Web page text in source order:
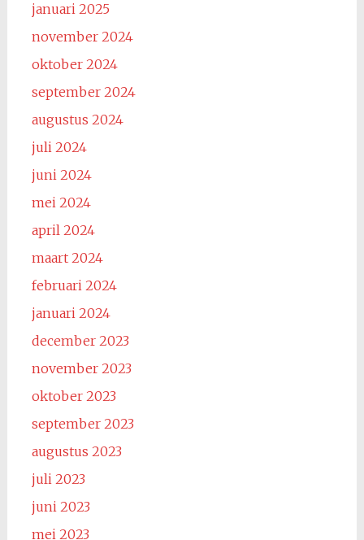
januari 2025
november 2024
oktober 2024
september 2024
augustus 2024
juli 2024
juni 2024
mei 2024
april 2024
maart 2024
februari 2024
januari 2024
december 2023
november 2023
oktober 2023
september 2023
augustus 2023
juli 2023
juni 2023
mei 2023